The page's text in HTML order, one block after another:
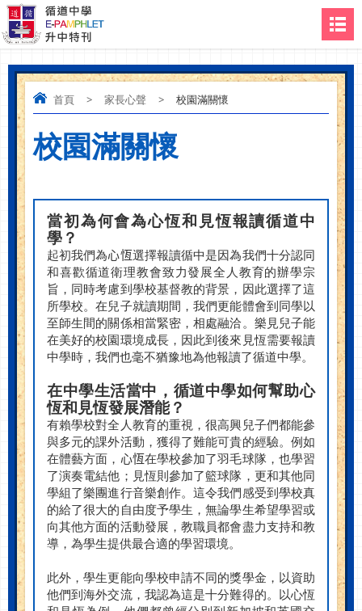
首頁 > 家長心聲 > 校園滿關懷
校園滿關懷
當初為何會為心恆和見恆報讀循道中
學？
起初我們為心恆選擇報讀循中是因為我們十分認同
和喜歡循道衛理教會致力發展全人教育的辦學宗
旨，同時考慮到學校基督教的背景，因此選擇了這
所學校。在兒子就讀期間，我們更能體會到同學以
至師生間的關係相當緊密，相處融洽。樂見兒子能
在美好的校園環境成長，因此到後來見恆需要報讀
中學時，我們也毫不猶豫地為他報讀了循道中學。
在中學生活當中，循道中學如何幫助心
恆和見恆發展潛能？
有賴學校對全人教育的重視，很高興兒子們都能參
與多元的課外活動，獲得了難能可貴的經驗。例如
在體藝方面， 心恆在學校參加了羽毛球隊，也學習
了演奏電結他；見恆則參加了籃球隊，更和其他同
學組了樂團進行音樂創作。這令我們感受到學校真
的給了很大的自由度予學生，無論學生希望學習或
向其他方面的活動發展，教職員都會盡力支持和教
導，為學生提供最合適的學習環境。
此外，學生更能向學校申請不同的獎學金，以資助
他們到海外交流，我認為這是十分難得的。以心恆